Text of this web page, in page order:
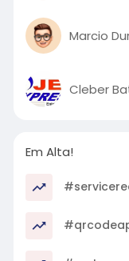
Marcio
Cleber
Em Alta!